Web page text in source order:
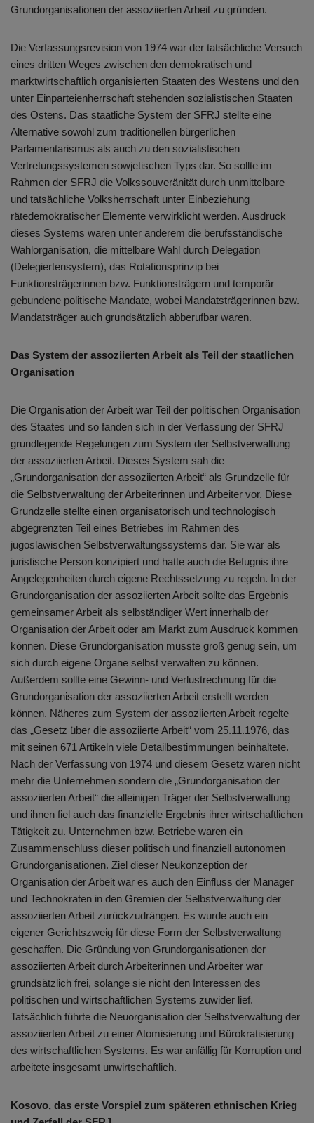
Grundorganisationen der assoziierten Arbeit zu gründen.
Die Verfassungsrevision von 1974 war der tatsächliche Versuch
eines dritten Weges zwischen den demokratisch und
marktwirtschaftlich organisierten Staaten des Westens und den
unter Einparteienherrschaft stehenden sozialistischen Staaten
des Ostens. Das staatliche System der SFRJ stellte eine
Alternative sowohl zum traditionellen bürgerlichen
Parlamentarismus als auch zu den sozialistischen
Vertretungssystemen sowjetischen Typs dar. So sollte im
Rahmen der SFRJ die Volkssouveränität durch unmittelbare
und tatsächliche Volksherrschaft unter Einbeziehung
rätedemokratischer Elemente verwirklicht werden. Ausdruck
dieses Systems waren unter anderem die berufsständische
Wahlorganisation, die mittelbare Wahl durch Delegation
(Delegiertensystem), das Rotationsprinzip bei
Funktionsträgerinnen bzw. Funktionsträgern und temporär
gebundene politische Mandate, wobei Mandatsträgerinnen bzw.
Mandatsträger auch grundsätzlich abberufbar waren.
Das System der assoziierten Arbeit als Teil der staatlichen
Organisation
Die Organisation der Arbeit war Teil der politischen Organisation
des Staates und so fanden sich in der Verfassung der SFRJ
grundlegende Regelungen zum System der Selbstverwaltung
der assoziierten Arbeit. Dieses System sah die
„Grundorganisation der assoziierten Arbeit“ als Grundzelle für
die Selbstverwaltung der Arbeiterinnen und Arbeiter vor. Diese
Grundzelle stellte einen organisatorisch und technologisch
abgegrenzten Teil eines Betriebes im Rahmen des
jugoslawischen Selbstverwaltungssystems dar. Sie war als
juristische Person konzipiert und hatte auch die Befugnis ihre
Angelegenheiten durch eigene Rechtssetzung zu regeln. In der
Grundorganisation der assoziierten Arbeit sollte das Ergebnis
gemeinsamer Arbeit als selbständiger Wert innerhalb der
Organisation der Arbeit oder am Markt zum Ausdruck kommen
können. Diese Grundorganisation musste groß genug sein, um
sich durch eigene Organe selbst verwalten zu können.
Außerdem sollte eine Gewinn- und Verlustrechnung für die
Grundorganisation der assoziierten Arbeit erstellt werden
können. Näheres zum System der assoziierten Arbeit regelte
das „Gesetz über die assoziierte Arbeit“ vom 25.11.1976, das
mit seinen 671 Artikeln viele Detailbestimmungen beinhaltete.
Nach der Verfassung von 1974 und diesem Gesetz waren nicht
mehr die Unternehmen sondern die „Grundorganisation der
assoziierten Arbeit“ die alleinigen Träger der Selbstverwaltung
und ihnen fiel auch das finanzielle Ergebnis ihrer wirtschaftlichen
Tätigkeit zu. Unternehmen bzw. Betriebe waren ein
Zusammenschluss dieser politisch und finanziell autonomen
Grundorganisationen. Ziel dieser Neukonzeption der
Organisation der Arbeit war es auch den Einfluss der Manager
und Technokraten in den Gremien der Selbstverwaltung der
assoziierten Arbeit zurückzudrängen. Es wurde auch ein
eigener Gerichtszweig für diese Form der Selbstverwaltung
geschaffen. Die Gründung von Grundorganisationen der
assoziierten Arbeit durch Arbeiterinnen und Arbeiter war
grundsätzlich frei, solange sie nicht den Interessen des
politischen und wirtschaftlichen Systems zuwider lief.
Tatsächlich führte die Neuorganisation der Selbstverwaltung der
assoziierten Arbeit zu einer Atomisierung und Bürokratisierung
des wirtschaftlichen Systems. Es war anfällig für Korruption und
arbeitete insgesamt unwirtschaftlich.
Kosovo, das erste Vorspiel zum späteren ethnischen Krieg